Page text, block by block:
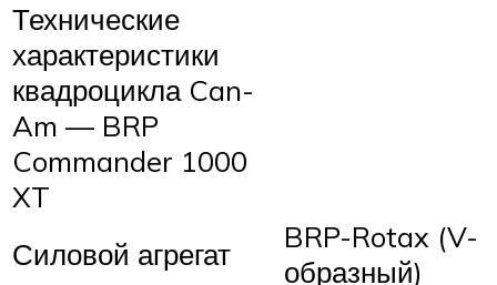
Технические
характеристики
квадроцикла Can-
Am — BRP
Commander 1000
XT
Силовой агрегат
BRP-Rotax (V-
образный)